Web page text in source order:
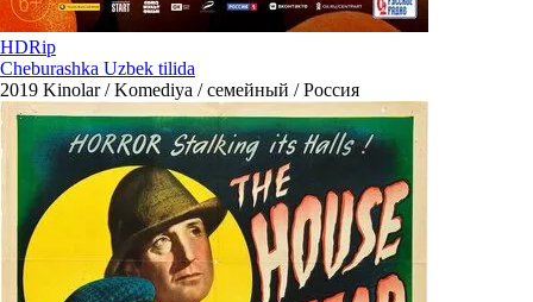
HDRip
Cheburashka Uzbek tilida
2019 Kinolar / Komediya / семейный / Россия